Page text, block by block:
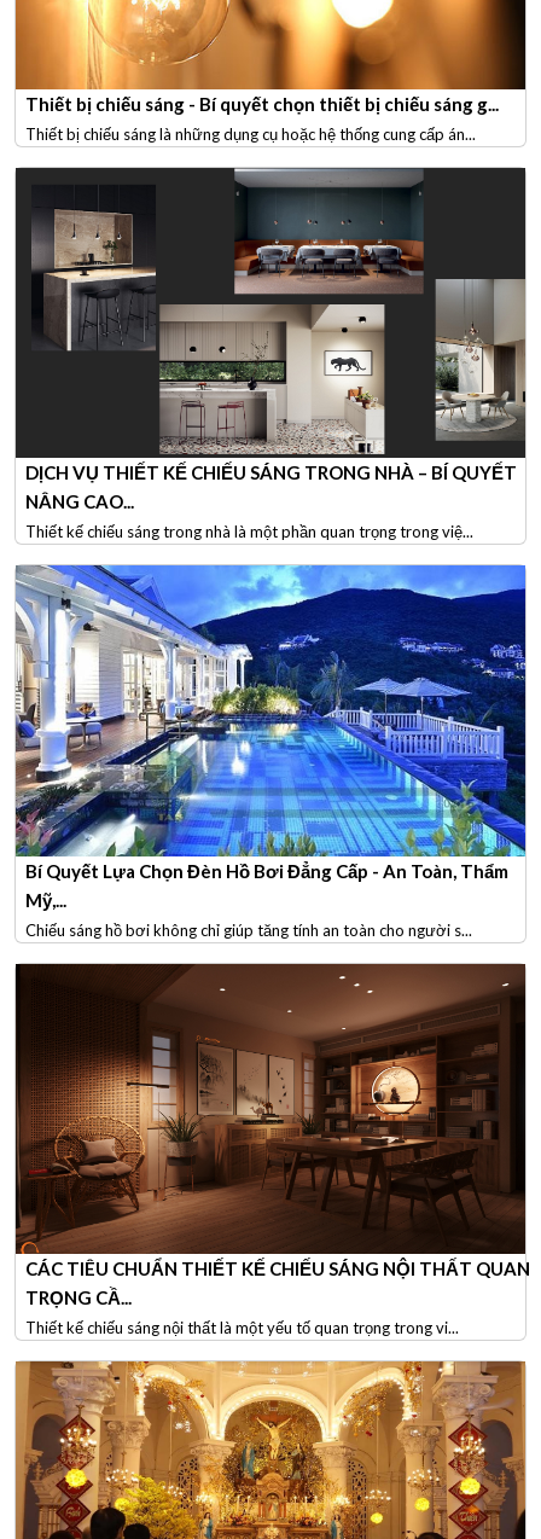
Thiết bị chiếu sáng - Bí quyết chọn thiết bị chiếu sáng g...
Thiết bị chiếu sáng là những dụng cụ hoặc hệ thống cung cấp án...
DỊCH VỤ THIẾT KẾ CHIẾU SÁNG TRONG NHÀ – BÍ QUYẾT
NÂNG CAO...
Thiết kế chiếu sáng trong nhà là một phần quan trọng trong việ...
Bí Quyết Lựa Chọn Đèn Hồ Bơi Đẳng Cấp - An Toàn, Thẩm
Mỹ,...
Chiếu sáng hồ bơi không chỉ giúp tăng tính an toàn cho người s...
CÁC TIÊU CHUẨN THIẾT KẾ CHIẾU SÁNG NỘI THẤT QUAN
TRỌNG CẦ...
Thiết kế chiếu sáng nội thất là một yếu tố quan trọng trong vi...